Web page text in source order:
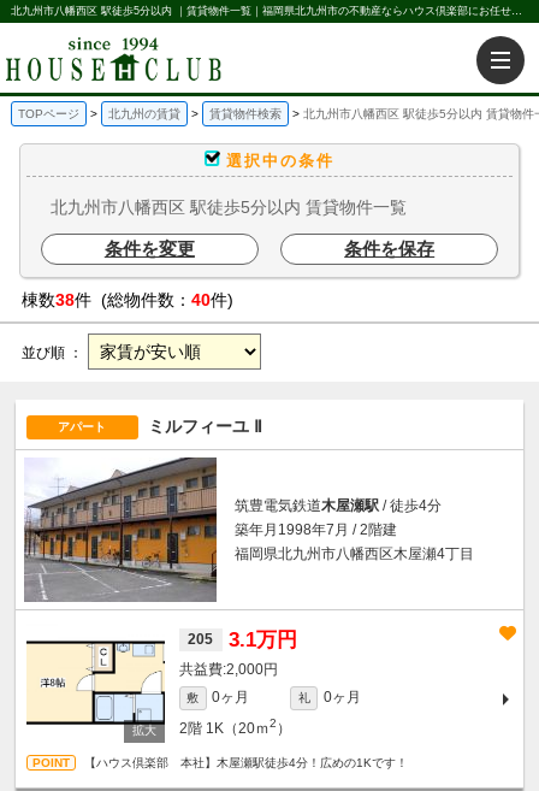
北九州市八幡西区 駅徒歩5分以内 ｜賃貸物件一覧｜福岡県北九州市の不動産ならハウス倶楽部にお任せください。北九州の賃貸・売買・不動産買取などを不動産に関することならなんでもお任せ。
TOPページ 北九州の賃貸 賃貸物件検索 北九州市八幡西区 駅徒歩5分以内 賃貸物件
選択中の条件
北九州市八幡西区 駅徒歩5分以内 賃貸物件一覧
条件を変更 条件を保存
棟数38件 (総物件数： 40件)
並び順 ：
アパート ミルフィーユ Ⅱ
筑豊電気鉄道木屋瀬駅 / 徒歩4分
築年月1998年7月 / 2階建
福岡県北九州市八幡西区木屋瀬4丁目
205 3.1万円
2,000円
敷 0ヶ月 礼
0ヶ月
2階 1K（20ｍ2 ）
【ハウス倶楽部 本社】木屋瀬駅徒歩4分！広めの1Kです！